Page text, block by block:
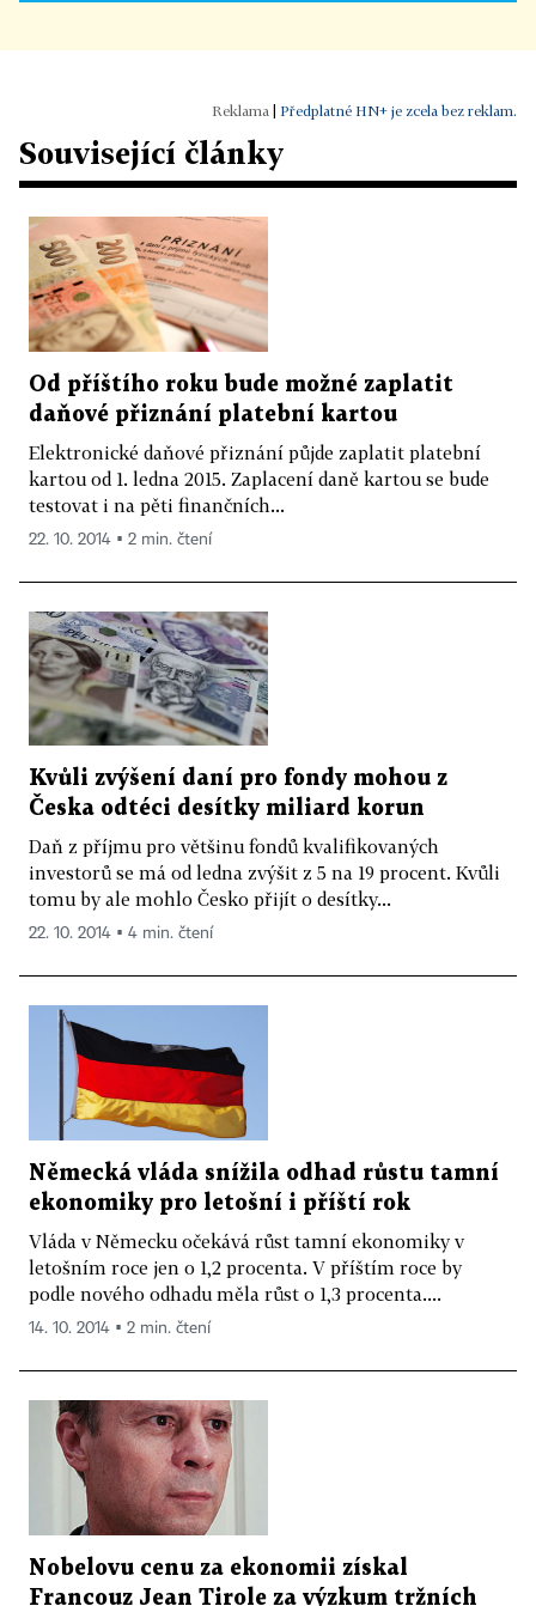
Předplatné HN+ je zcela bez reklam.
Související články
Od příštího roku bude možné zaplatit
daňové přiznání platební kartou
Elektronické daňové přiznání půjde zaplatit platební
kartou od 1. ledna 2015. Zaplacení daně kartou se bude
testovat i na pěti finančních...
22. 10. 2014 ▪ 2 min. čtení
Kvůli zvýšení daní pro fondy mohou z
Česka odtéci desítky miliard korun
Daň z příjmu pro většinu fondů kvalifikovaných
investorů se má od ledna zvýšit z 5 na 19 procent. Kvůli
tomu by ale mohlo Česko přijít o desítky...
22. 10. 2014 ▪ 4 min. čtení
Německá vláda snížila odhad růstu tamní
ekonomiky pro letošní i příští rok
Vláda v Německu očekává růst tamní ekonomiky v
letošním roce jen o 1,2 procenta. V příštím roce by
podle nového odhadu měla růst o 1,3 procenta....
14. 10. 2014 ▪ 2 min. čtení
Nobelovu cenu za ekonomii získal
Francouz Jean Tirole za výzkum tržních